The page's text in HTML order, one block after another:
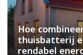
Hoe
thuisbatterij
rendabel